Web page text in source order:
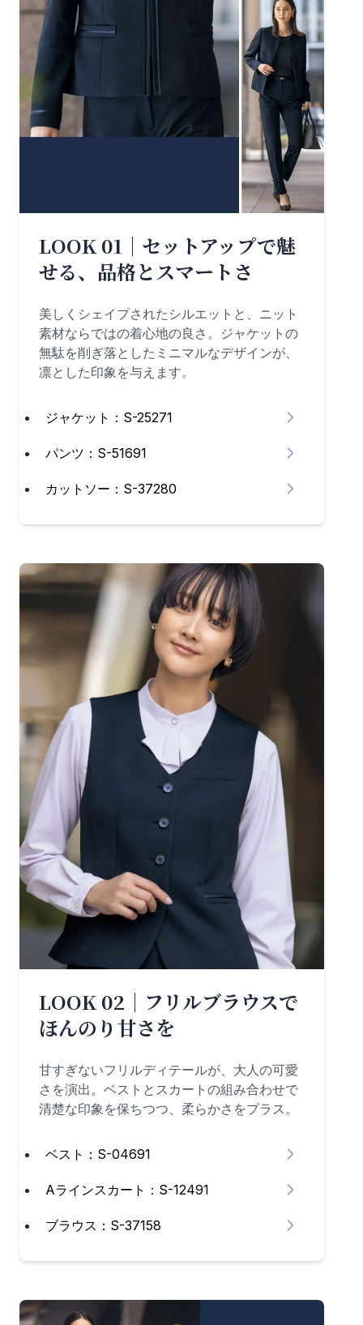
LOOK 01｜セットアップで魅
せる、品格とスマートさ
美しくシェイプされたシルエットと、ニット
素材ならではの着心地の良さ。ジャケットの
無駄を削ぎ落としたミニマルなデザインが、
凛とした印象を与えます。
ジャケット：S-25271
パンツ：S-51691
カットソー：S-37280
LOOK 02｜フリルブラウスで
ほんのり甘さを
甘すぎないフリルディテールが、大人の可愛
さを演出。ベストとスカートの組み合わせで
清楚な印象を保ちつつ、柔らかさをプラス。
ベスト：S-04691
Aラインスカート：S-12491
ブラウス：S-37158